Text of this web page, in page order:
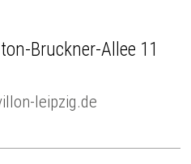
Bruckner-Allee 11
leipzig.de